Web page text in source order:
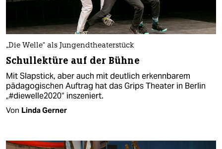
„Die Welle“ als Jungendtheaterstück
Schullektüre auf der Bühne
Mit Slapstick, aber auch mit deutlich erkennbarem
pädagogischen Auftrag hat das Grips Theater in Berlin
„#diewelle2020“ inszeniert.
Von Linda Gerner